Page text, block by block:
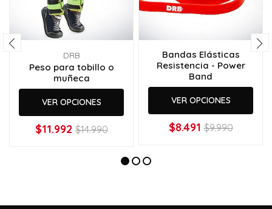
DRB
Peso para tobillo o
muñeca
VER OPCIONES
$11.992 $14.990
Bandas Elásticas
Resistencia - Power
Band
VER OPCIONES
$8.491 $9.990